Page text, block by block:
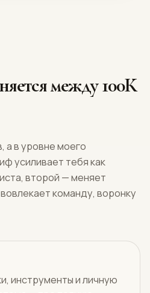
между 100К
а в уровне моего
усиливает тебя как
второй — меняет
команду, воронку
инструменты и личную